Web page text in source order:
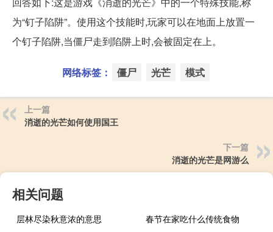
为“钉子陷阱”。使用这个技能时,玩家可以在地面上放置一
个钉子陷阱,当僵尸走到陷阱上时,会被固定在上。
网络标签： 僵尸 光芒 模式
上一篇
消逝的光芒如何使用国王
下一篇
消逝的光芒是网游么
相关问题
层林尽染秋意浓的意思
春节在家吃什么传统食物